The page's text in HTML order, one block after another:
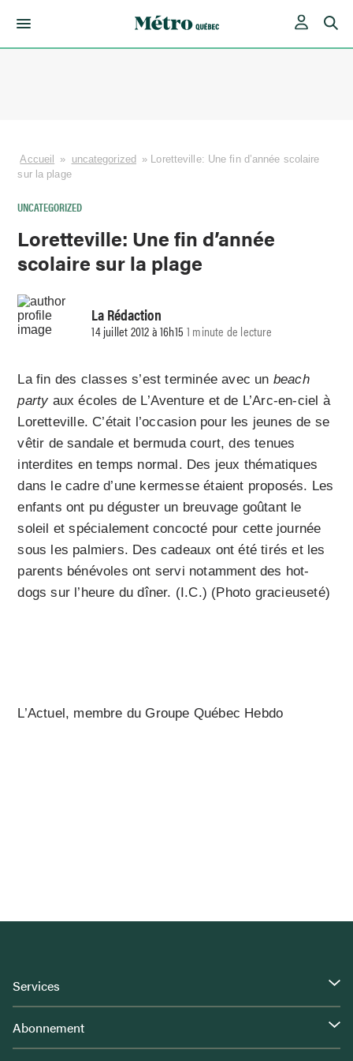
Accueil » uncategorized » Loretteville: Une fin d’année scolaire
sur la plage
UNCATEGORIZED
Loretteville: Une fin d’année
scolaire sur la plage
La Rédaction
14 juillet 2012 à 16h15 1 minute de lecture
La fin des classes s’est terminée avec un beach
partyaux écoles de L’Aventure et de L’Arc-en-ciel à
Loretteville. C’était l’occasion pour les jeunes de se
vêtir de sandale et bermuda court, des tenues
interdites en temps normal. Des jeux thématiques
dans le cadre d’une kermesse étaient proposés. Les
enfants ont pu déguster un breuvage goûtant le
soleil et spécialement concocté pour cette journée
sous les palmiers. Des cadeaux ont été tirés et les
parents bénévoles ont servi notamment des hot-
dogs sur l’heure du dîner. (I.C.) (Photo gracieuseté)
L’Actuel, membre du Groupe Québec Hebdo
Services
Abonnement